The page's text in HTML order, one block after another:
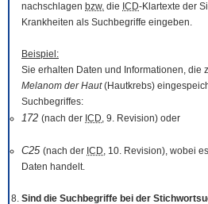
nachschlagen bzw. die ICD-Klartexte der
Krankheiten als Suchbegriffe eingeben.
Beispiel:
Sie erhalten Daten und Informationen, die
Melanom der Haut(Hautkrebs)
Suchbegriffes:
172 (nach der ICD, 9. Revision) oder
C25 (nach der ICD, 10. Revision), wobei
Daten handelt.
Sind die Suchbegriffe bei der